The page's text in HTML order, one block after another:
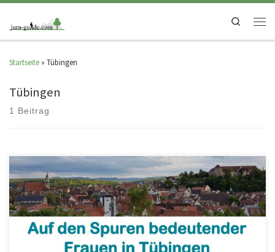
Search
Startseite » Tübingen
Tübingen
1 Beitrag
Tübingen aus Frauenperspektive erleben, Frauen-Orte kennen lernen und
Frauen-Biographien entdecken – das bietet dieser Stadtrundgang durch
verwunschene Ecken in der […]